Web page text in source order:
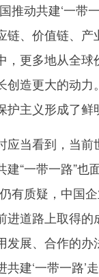
动共建‘一带一
链、价值链、
，更多地从全
创造更大的动力
护主义形成了鲜
当看到，当前
建“一带一路”也
有质疑，中国
进道路上取得
发展、合作的
共建‘一带一路’